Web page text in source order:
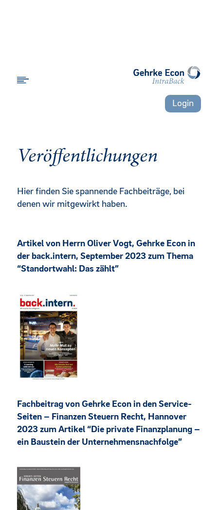
Login
Veröffentlichungen
Hier finden Sie spannende Fachbeiträge, bei
denen wir mitgewirkt haben.
Artikel von Herrn Oliver Vogt, Gehrke Econ in
der back.intern, September 2023 zum Thema
“Standortwahl: Das zählt”
Fachbeitrag von Gehrke Econ in den Service-
Seiten – Finanzen Steuern Recht, Hannover
2023 zum Artikel “Die private Finanzplanung –
ein Baustein der Unternehmensnachfolge”